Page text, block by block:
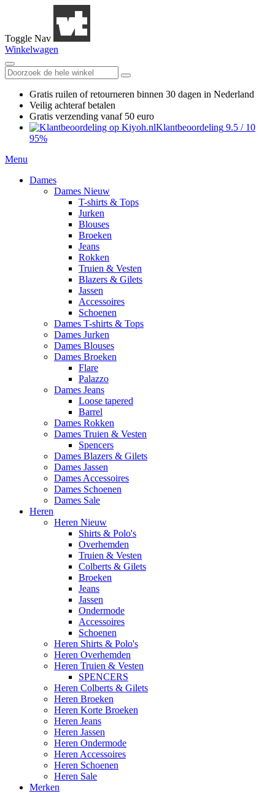
Toggle Nav
Winkelwagen
Gratis ruilen of retourneren binnen 30 dagen in Nederland
Veilig achteraf betalen
Gratis verzending vanaf 50 euro
Klantbeoordeling 9.5 / 10
95%
Menu
Dames
Dames Nieuw
T-shirts & Tops
Jurken
Blouses
Broeken
Jeans
Rokken
Truien & Vesten
Blazers & Gilets
Jassen
Accessoires
Schoenen
Dames T-shirts & Tops
Dames Jurken
Dames Blouses
Dames Broeken
Flare
Palazzo
Dames Jeans
Loose tapered
Barrel
Dames Rokken
Dames Truien & Vesten
Spencers
Dames Blazers & Gilets
Dames Jassen
Dames Accessoires
Dames Schoenen
Dames Sale
Heren
Heren Nieuw
Shirts & Polo's
Overhemden
Truien & Vesten
Colberts & Gilets
Broeken
Jeans
Jassen
Ondermode
Accessoires
Schoenen
Heren Shirts & Polo's
Heren Overhemden
Heren Truien & Vesten
SPENCERS
Heren Colberts & Gilets
Heren Broeken
Heren Korte Broeken
Heren Jeans
Heren Jassen
Heren Ondermode
Heren Accessoires
Heren Schoenen
Heren Sale
Merken